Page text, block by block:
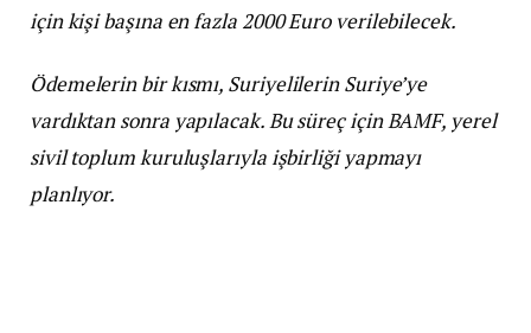
için kişi başına en fazla 2000 Euro verilebilecek.
Ödemelerin bir kısmı, Suriyelilerin Suriye’ye
vardıktan sonra yapılacak. Bu süreç için BAMF, yerel
sivil toplum kuruluşlarıyla işbirliği yapmayı
planlıyor.